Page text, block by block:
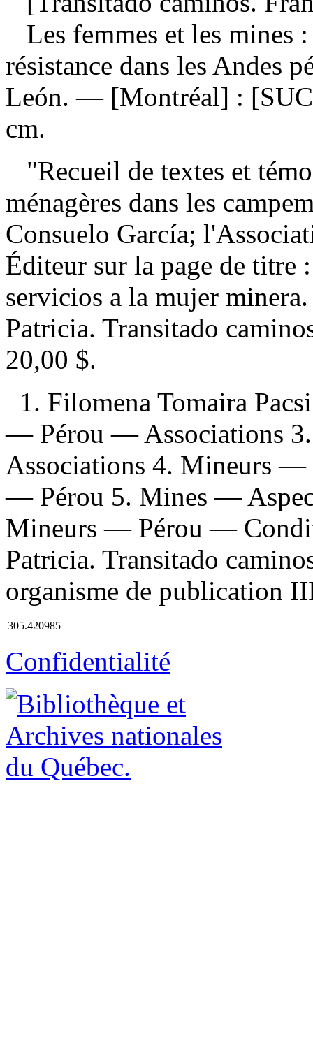
Les femmes et les mines
résistance dans les Andes
León. — [Montréal] :
cm.
"Recueil de textes et
ménagères dans les
Consuelo García;
Éditeur sur la page de titre
servicios a la mujer
Patricia. Transitado
20,00 $.
1. Filomena Tomaira
— Pérou — Associations
Associations 4. Mineurs
— Pérou 5. Mines —
Mineurs — Pérou —
Patricia. Transitado
organisme de publication
305.420985
Confidentialité